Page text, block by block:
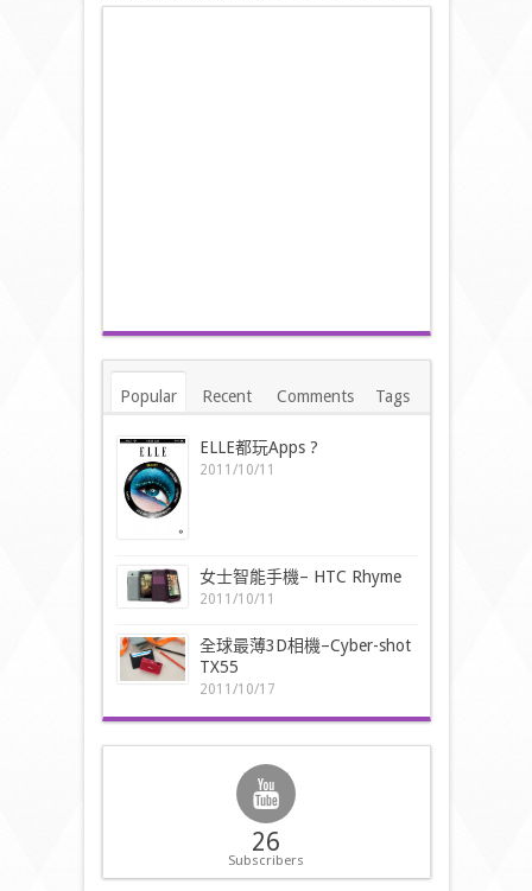
Popular Recent Comments Tags
ELLE都玩Apps ?
2011/10/11
女士智能手機– HTC Rhyme
2011/10/11
全球最薄3D相機–Cyber-shot
TX55
2011/10/17
26
Subscribers